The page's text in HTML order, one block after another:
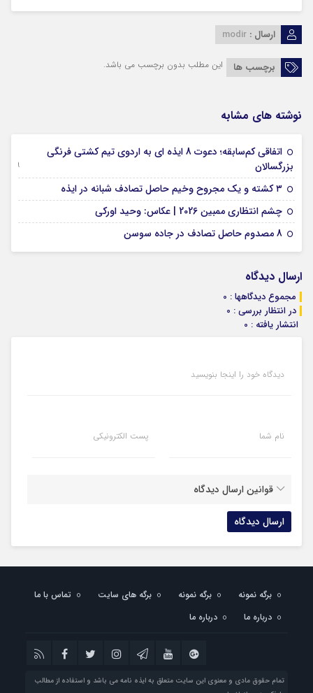
ارسال : modir
برچسب ها این مطلب بدون برچسب می باشد.
نوشته های مشابه
اتفاقی کم‌سابقه؛ دعوت 8 ایذه ای به اردوی تیم کشتی فرنگی
بزرگسالان
09 جولای 2026
۳ کشته و یک مجروح وخیم حاصل تصادف شبانه در ایذه
چشم انتظاری ممبین 2026 | عکاس: وحید اورکی
8 مصدوم حاصل تصادف در جاده سوسن
ارسال دیدگاه
مجموع دیدگاهها : 0
در انتظار بررسی : 0
انتشار یافته : 0
دیدگاه خود را اینجا بنویسید
نام شما پست الکترونیکی
قوانین ارسال دیدگاه
برگه نمونه برگه نمونه برگه های سایت
تماس با ما
درباره ما
درباره ما
تمام حقوق مادی و معنوی این سایت متعلق به ایذه نامه می باشد و استفاده از مطالب